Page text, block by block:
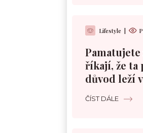
Lifestyle |
říkají, že ta
důvod leží
ČÍST DÁLE